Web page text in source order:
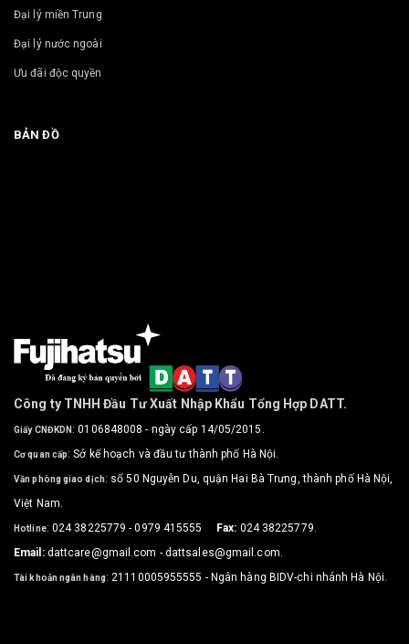
Đại lý miền Trung
Đại lý nước ngoài
Ưu đãi độc quyền
BẢN ĐỒ
Công ty TNHH Đầu Tư Xuất Nhập Khẩu Tổng Hợp DATT.
Giấy CNĐKDN : 0106848008 - ngày cấp 14/05/2015.
Cơ quan cấp: Sở kế hoạch và đầu tư thành phố Hà Nội.
Văn phòng giao dịch: số 50 Nguyễn Du, quận Hai Bà Trưng, thành phố Hà Nội,
Việt Nam.
Hotline: 024 38225779 - 0979 415555 Fax: 024 38225779.
Email: dattcare@gmail.com - dattsales@gmail.com.
Tài khoản ngân hàng: 21110005955555 - Ngân hàng BIDV-chi nhánh Hà Nội.